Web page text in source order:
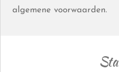
algemene voorwaarden.